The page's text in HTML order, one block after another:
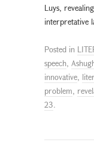
Luys,
interpretative
Posted in
speech,
innovative,
problem,
23.